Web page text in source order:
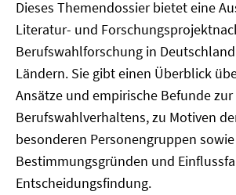
Dieses Themendossier bietet eine
Literatur- und
Berufswahlforschung in
Ländern. Sie gibt einen Überblick
Ansätze und empirische Befunde
Berufswahlverhaltens, zu Motiven
besonderen Personengruppen
Bestimmungsgründen und
Entscheidungsfindung.